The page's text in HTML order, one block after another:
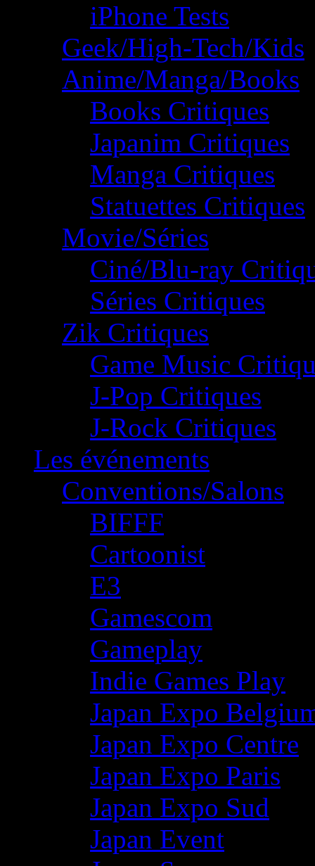
iPhone Tests
Geek/High-Tech/Kids
Anime/Manga/Books
Books Critiques
Japanim Critiques
Manga Critiques
Statuettes Critiques
Movie/Séries
Ciné/Blu-ray
Séries Critiques
Zik Critiques
Game Music
J-Pop Critiques
J-Rock Critiques
Les événements
Conventions/Salons
BIFFF
Cartoonist
E3
Gamescom
Gameplay
Indie Games Play
Japan Expo
Japan Expo Centre
Japan Expo Paris
Japan Expo Sud
Japan Event